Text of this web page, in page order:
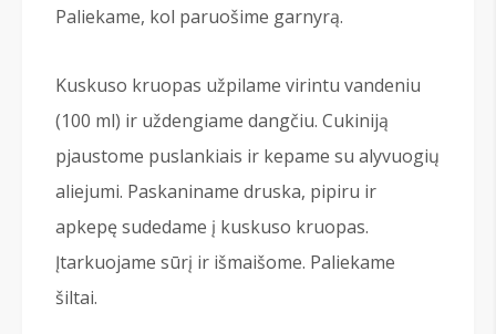
Paliekame, kol paruošime garnyrą.
Kuskuso kruopas užpilame virintu vandeniu
(100 ml) ir uždengiame dangčiu. Cukiniją
pjaustome puslankiais ir kepame su alyvuogių
aliejumi. Paskaniname druska, pipiru ir
apkepę sudedame į kuskuso kruopas.
Įtarkuojame sūrį ir išmaišome. Paliekame
šiltai.